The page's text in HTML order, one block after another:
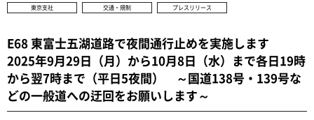
東京支社 交通・規制 プレスリリース
E68 東富士五湖道路で夜間通行止めを実施します
2025年9月29日（月）から10月8日（水）まで各日19時
から翌7時まで（平日5夜間） ～国道138号・139号な
どの一般道への迂回をお願いします～